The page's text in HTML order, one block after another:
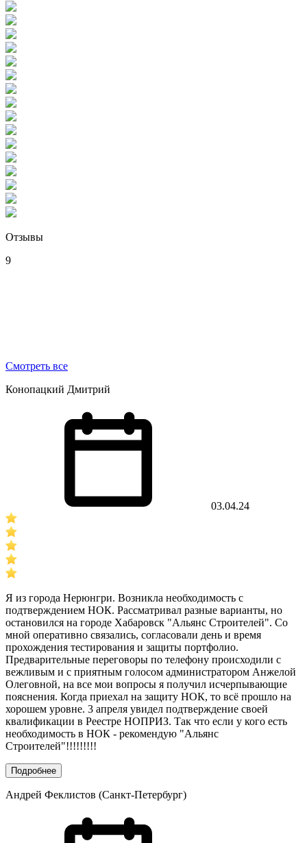
Отзывы
9
Смотреть все
Конопацкий Дмитрий
03.04.24
Я из города Нерюнгри. Возникла необходимость с
подтверждением НОК. Рассматривал разные варианты, но
остановился на городе Хабаровск "Альянс Строителей". Со
мной оперативно связались, согласовали день и время
прохождения тестирования и защиты портфолио.
Предварительные переговоры по телефону происходили с
вежливым и с приятным голосом администратором Анжелой
Олеговной, на все мои вопросы я получил исчерпывающие
пояснения. Когда приехал на защиту НОК, то всё прошло на
хорошем уровне. 3 апреля увидел подтверждение своей
квалификации в Реестре НОПРИЗ. Так что если у кого есть
необходимость в НОК - рекомендую "Альянс
Строителей"!!!!!!!!!
Подробнее
Андрей Феклистов (Санкт-Петербург)